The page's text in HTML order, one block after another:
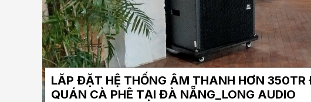
Lắp đặt phòng Karaoke
Audio